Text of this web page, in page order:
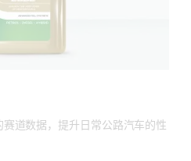
道数据，提升日常公路汽车的性